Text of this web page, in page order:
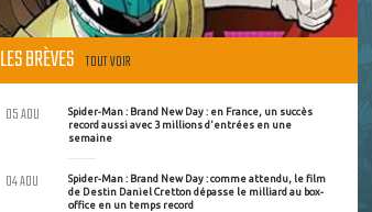
LES BRÈVES TOUT VOIR
Spider-Man : Brand New Day : en France, un succès
record aussi avec 3 millions d'entrées en une
semaine
05 AOU
Spider-Man : Brand New Day : comme attendu, le film
de Destin Daniel Cretton dépasse le milliard au box-
office en un temps record
04 AOU